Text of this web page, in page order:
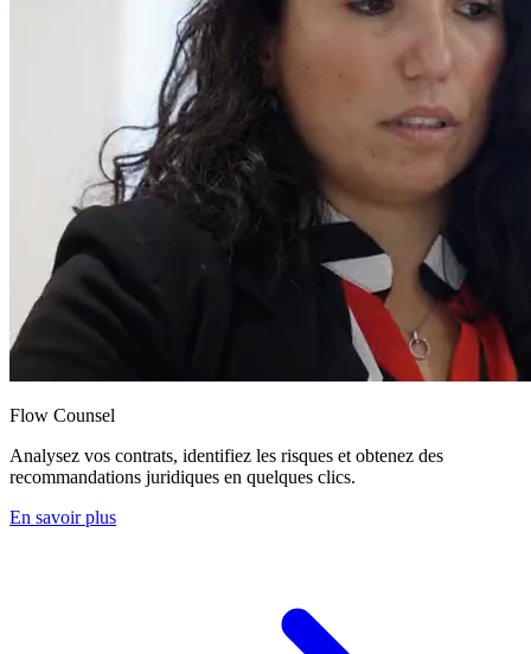
Flow Counsel
Analysez vos contrats, identifiez les risques et obtenez des
recommandations juridiques en quelques clics.
En savoir plus